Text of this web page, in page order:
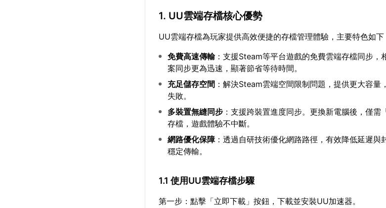
1. UU雲端存檔核心優勢
UU雲端存檔為玩家提供高效便捷的存檔管理體驗，主要特色如下
免費高速傳輸：支援Steam等平台遊戲的免費雲端存檔同步，
案同步更為迅速，顯著節省等待時間。
充足儲存空間 ：解決Steam雲端空間限制問題，提供更大容量
失敗。
多裝置無縫同步 ：支援跨裝置進度同步。更換新電腦後，僅
存檔，遊戲體驗不中斷。
網路優化保障：透過自研技術優化網路路徑，有效降低延遲與
穩定傳輸。
1.1 使用UU雲端存檔步驟
第一步：點擊「立即下載」按鈕，下載並安裝UU加速器。